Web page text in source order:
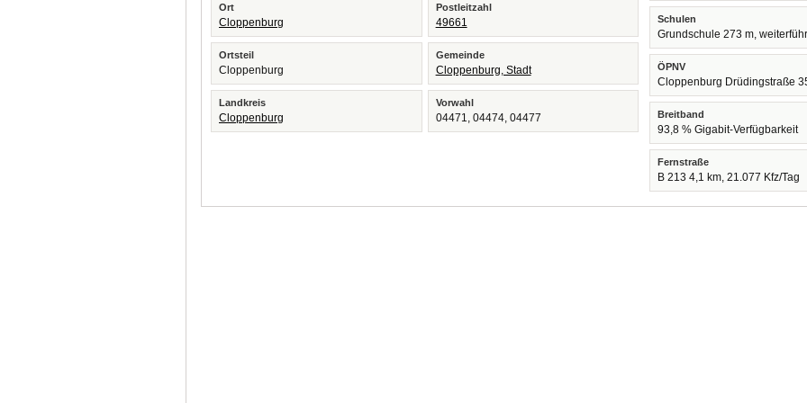
Ort
Cloppenburg
Postleitzahl
49661
Ortsteil
Cloppenburg
Gemeinde
Cloppenburg, Stadt
Landkreis
Cloppenburg
Vorwahl
04471, 04474, 04477
Schulen
Grundschule 273 m,
ÖPNV
Cloppenburg Drüdingstraße
Breitband
93,8 % Gigabit-Verfügbarkeit
Fernstraße
B 213 4,1 km, 21.077 Kfz/Tag